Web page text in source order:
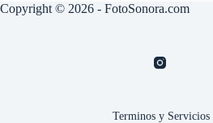
Copyright © 2026 - FotoSonora.com
Terminos y Servicios